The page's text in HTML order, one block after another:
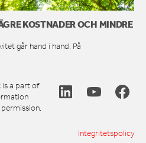
KOSTNADER OCH MINDRE
går hand i hand. På
a part of
Integritetspolicy